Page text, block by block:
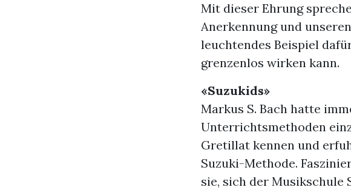
Mit dieser Ehrung
Anerkennung und
leuchtendes Beispiel
grenzenlos wirken kann.
«Suzukids»
Markus S. Bach hatte
Unterrichtsmethoden
Gretillat kennen und
Suzuki-Methode.
sie, sich der Musikschule